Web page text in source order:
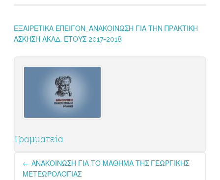
ΕΞΑΙΡΕΤΙΚΑ ΕΠΕΙΓΟΝ_ΑΝΑΚΟΙΝΩΣΗ ΓΙΑ ΤΗΝ ΠΡΑΚΤΙΚΗ
ΑΣΚΗΣΗ ΑΚΑΔ. ΕΤΟΥΣ 2017-2018
Γραμματεία
Post
navigation
← ΑΝΑΚΟΙΝΩΣΗ ΓΙΑ ΤΟ ΜΑΘΗΜΑ ΤΗΣ ΓΕΩΡΓΙΚΗΣ
ΜΕΤΕΩΡΟΛΟΓΙΑΣ